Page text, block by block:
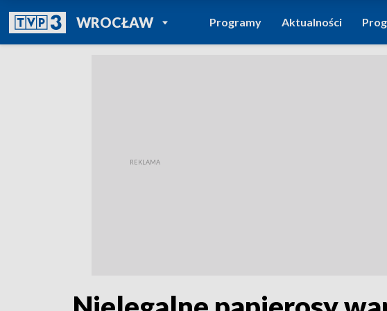
WROCŁAWPOWRÓT DO
TVP REGIONY
Programy Aktualności